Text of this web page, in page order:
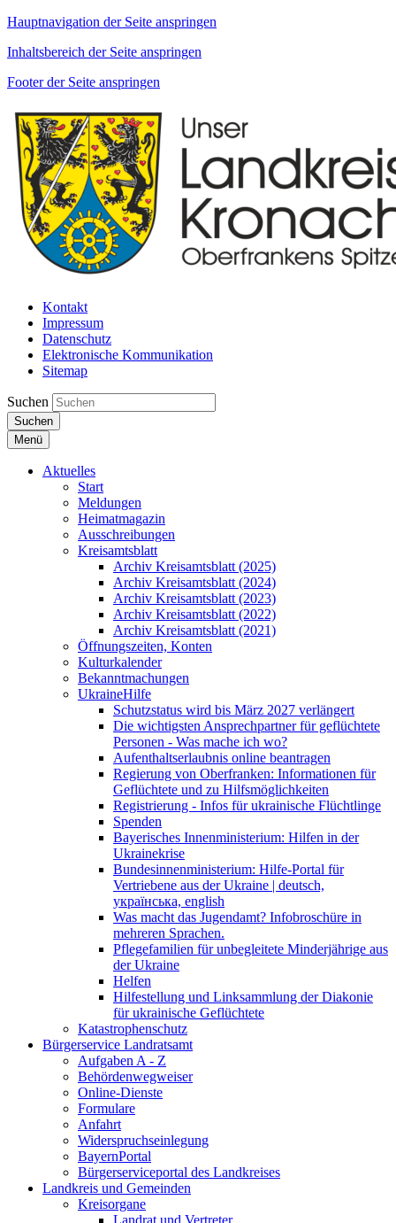
Hauptnavigation der Seite anspringen
Inhaltsbereich der Seite anspringen
Footer der Seite anspringen
Kontakt
Impressum
Datenschutz
Elektronische Kommunikation
Sitemap
Suchen
Suchen
Menü
Aktuelles
Start
Meldungen
Heimatmagazin
Ausschreibungen
Kreisamtsblatt
Archiv Kreisamtsblatt (2025)
Archiv Kreisamtsblatt (2024)
Archiv Kreisamtsblatt (2023)
Archiv Kreisamtsblatt (2022)
Archiv Kreisamtsblatt (2021)
Öffnungszeiten, Konten
Kulturkalender
Bekanntmachungen
UkraineHilfe
Schutzstatus wird bis März 2027 verlängert
Die wichtigsten Ansprechpartner für geflüchtete
Personen - Was mache ich wo?
Aufenthaltserlaubnis online beantragen
Regierung von Oberfranken: Informationen für
Geflüchtete und zu Hilfsmöglichkeiten
Registrierung - Infos für ukrainische Flüchtlinge
Spenden
Bayerisches Innenministerium: Hilfen in der
Ukrainekrise
Bundesinnenministerium: Hilfe-Portal für
Vertriebene aus der Ukraine | deutsch,
українська, english
Was macht das Jugendamt? Infobroschüre in
mehreren Sprachen.
Pflegefamilien für unbegleitete Minderjährige aus
der Ukraine
Helfen
Hilfestellung und Linksammlung der Diakonie
für ukrainische Geflüchtete
Katastrophenschutz
Bürgerservice Landratsamt
Aufgaben A - Z
Behördenwegweiser
Online-Dienste
Formulare
Anfahrt
Widerspruchseinlegung
BayernPortal
Bürgerserviceportal des Landkreises
Landkreis und Gemeinden
Kreisorgane
Landrat und Vertreter